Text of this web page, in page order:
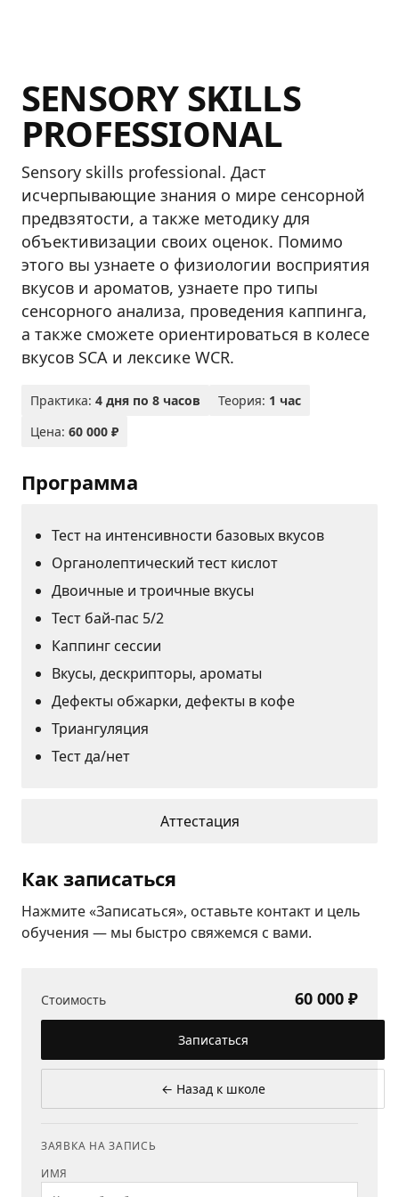
SENSORY SKILLS
PROFESSIONAL
Sensory skills professional. Даст
исчерпывающие знания о мире сенсорной
предвзятости, а также методику для
объективизации своих оценок. Помимо
этого вы узнаете о физиологии восприятия
вкусов и ароматов, узнаете про типы
сенсорного анализа, проведения каппинга,
а также сможете ориентироваться в колесе
вкусов SCA и лексике WCR.
Практика: 4 дня по 8 часов Теория: 1 час
Цена: 60 000 ₽
Программа
Тест на интенсивности базовых вкусов
Органолептический тест кислот
Двоичные и троичные вкусы
Тест бай-пас 5/2
Каппинг сессии
Вкусы, дескрипторы, ароматы
Дефекты обжарки, дефекты в кофе
Триангуляция
Тест да/нет
Аттестация
Как записаться
Нажмите «Записаться», оставьте контакт и цель
обучения — мы быстро свяжемся с вами.
Стоимость 60 000 ₽
Записаться
← Назад к школе
ЗАЯВКА НА ЗАПИСЬ
ИМЯ